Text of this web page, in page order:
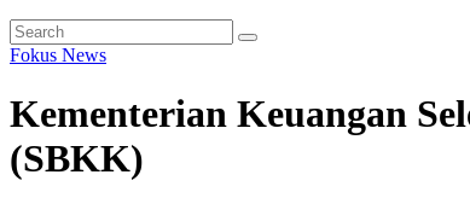
Fokus News
Kementerian Keuangan
(SBKK)